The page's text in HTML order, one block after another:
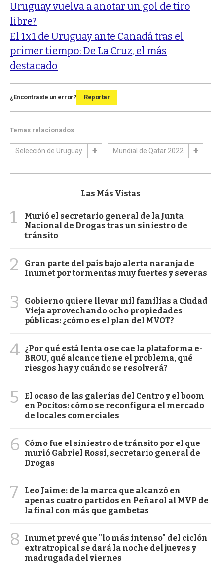
Uruguay vuelva a anotar un gol de tiro
libre?
El 1x1 de Uruguay ante Canadá tras el
primer tiempo: De La Cruz, el más
destacado
¿Encontraste un error? Reportar
Temas relacionados
Selección de Uruguay Mundial de Qatar 2022
Las Más Vistas
1
Murió el secretario general de la Junta
Nacional de Drogas tras un siniestro de
tránsito
2
Gran parte del país bajo alerta naranja de
Inumet por tormentas muy fuertes y severas
3
Gobierno quiere llevar mil familias a Ciudad
Vieja aprovechando ocho propiedades
públicas: ¿cómo es el plan del MVOT?
4 ¿Por qué está lenta o se cae la plataforma e-
BROU, qué alcance tiene el problema, qué
riesgos hay y cuándo se resolverá?
5
El ocaso de las galerías del Centro y el boom
en Pocitos: cómo se reconfigura el mercado
de locales comerciales
6
Cómo fue el siniestro de tránsito por el que
murió Gabriel Rossi, secretario general de
Drogas
7
Leo Jaime: de la marca que alcanzó en
apenas cuatro partidos en Peñarol al MVP de
la final con más que gambetas
8
Inumet prevé que "lo más intenso" del ciclón
extratropical se dará la noche del jueves y
madrugada del viernes